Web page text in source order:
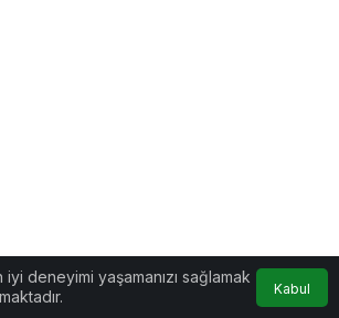
deneyimi yaşamanızı sağlamak
Kabul